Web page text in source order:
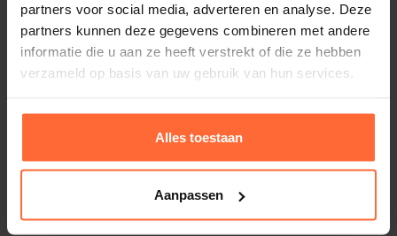
partners voor social media, adverteren en analyse. Deze
partners kunnen deze gegevens combineren met andere
informatie die u aan ze heeft verstrekt of die ze hebben
verzameld op basis van uw gebruik van hun services.
Alles toestaan
Aanpassen
Astralpool Uni Basic zwembadfolie lichtblauw
577,45 Op voorraad